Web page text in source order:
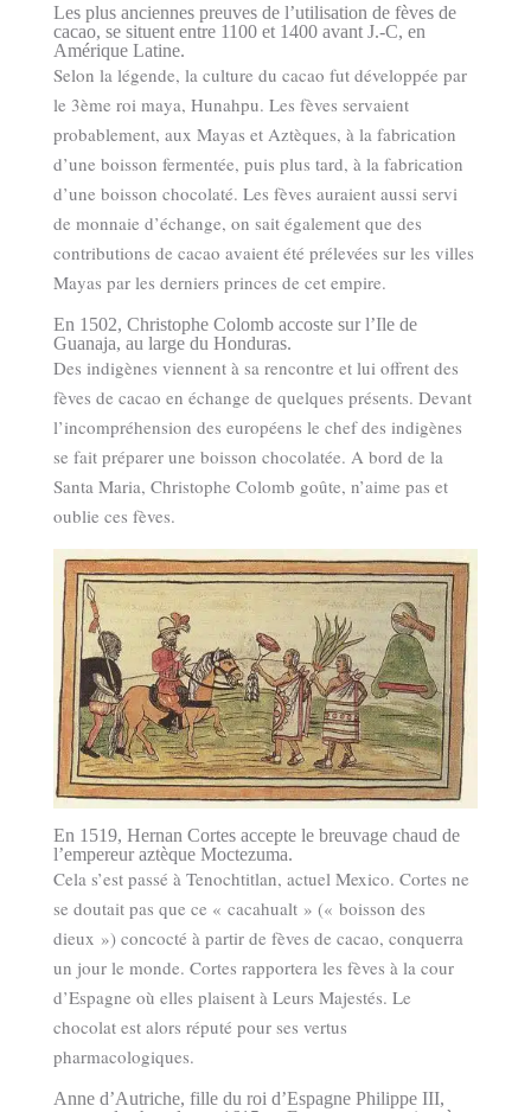
Les plus anciennes preuves de l’utilisation de fèves de
cacao, se situent entre 1100 et 1400 avant J.-C, en
Amérique Latine.
Selon la légende, la culture du cacao fut développée par
le 3ème roi maya, Hunahpu. Les fèves servaient
probablement, aux Mayas et Aztèques, à la fabrication
d’une boisson fermentée, puis plus tard, à la fabrication
d’une boisson chocolaté. Les fèves auraient aussi servi
de monnaie d’échange, on sait également que des
contributions de cacao avaient été prélevées sur les villes
Mayas par les derniers princes de cet empire.
En 1502, Christophe Colomb accoste sur l’Ile de
Guanaja, au large du Honduras.
Des indigènes viennent à sa rencontre et lui offrent des
fèves de cacao en échange de quelques présents. Devant
l’incompréhension des européens le chef des indigènes
se fait préparer une boisson chocolatée. A bord de la
Santa Maria, Christophe Colomb goûte, n’aime pas et
oublie ces fèves.
En 1519, Hernan Cortes accepte le breuvage chaud de
l’empereur aztèque Moctezuma.
Cela s’est passé à Tenochtitlan, actuel Mexico. Cortes ne
se doutait pas que ce « cacahualt » (« boisson des
dieux ») concocté à partir de fèves de cacao, conquerra
un jour le monde. Cortes rapportera les fèves à la cour
d’Espagne où elles plaisent à Leurs Majestés. Le
chocolat est alors réputé pour ses vertus
pharmacologiques.
Anne d’Autriche, fille du roi d’Espagne Philippe III,